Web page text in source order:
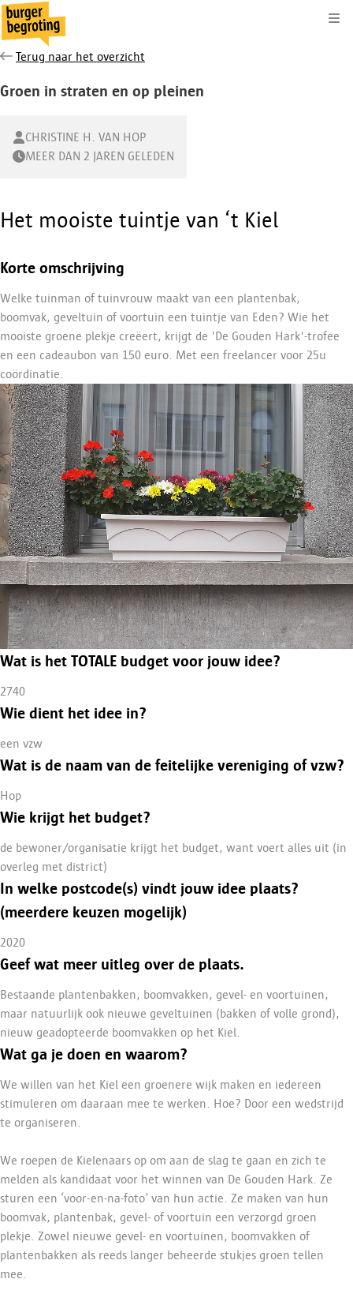
Terug naar het overzicht
Groen in straten en op pleinen
CHRISTINE H. VAN HOP
MEER DAN 2 JAREN GELEDEN
Het mooiste tuintje van ‘t Kiel
Korte omschrijving
Welke tuinman of tuinvrouw maakt van een plantenbak,
boomvak, geveltuin of voortuin een tuintje van Eden? Wie het
mooiste groene plekje creëert, krijgt de 'De Gouden Hark'-trofee
en een cadeaubon van 150 euro. Met een freelancer voor 25u
coördinatie.
Wat is het TOTALE budget voor jouw idee?
2740
Wie dient het idee in?
een vzw
Wat is de naam van de feitelijke vereniging of vzw?
Hop
Wie krijgt het budget?
de bewoner/organisatie krijgt het budget, want voert alles uit (in
overleg met district)
In welke postcode(s) vindt jouw idee plaats?
(meerdere keuzen mogelijk)
2020
Geef wat meer uitleg over de plaats.
Bestaande plantenbakken, boomvakken, gevel- en voortuinen,
maar natuurlijk ook nieuwe geveltuinen (bakken of volle grond),
nieuw geadopteerde boomvakken op het Kiel.
Wat ga je doen en waarom?
We willen van het Kiel een groenere wijk maken en iedereen
stimuleren om daaraan mee te werken. Hoe? Door een wedstrijd
te organiseren.
We roepen de Kielenaars op om aan de slag te gaan en zich te
melden als kandidaat voor het winnen van De Gouden Hark. Ze
sturen een ‘voor-en-na-foto’ van hun actie. Ze maken van hun
boomvak, plantenbak, gevel- of voortuin een verzorgd groen
plekje. Zowel nieuwe gevel- en voortuinen, boomvakken of
plantenbakken als reeds langer beheerde stukjes groen tellen
mee.